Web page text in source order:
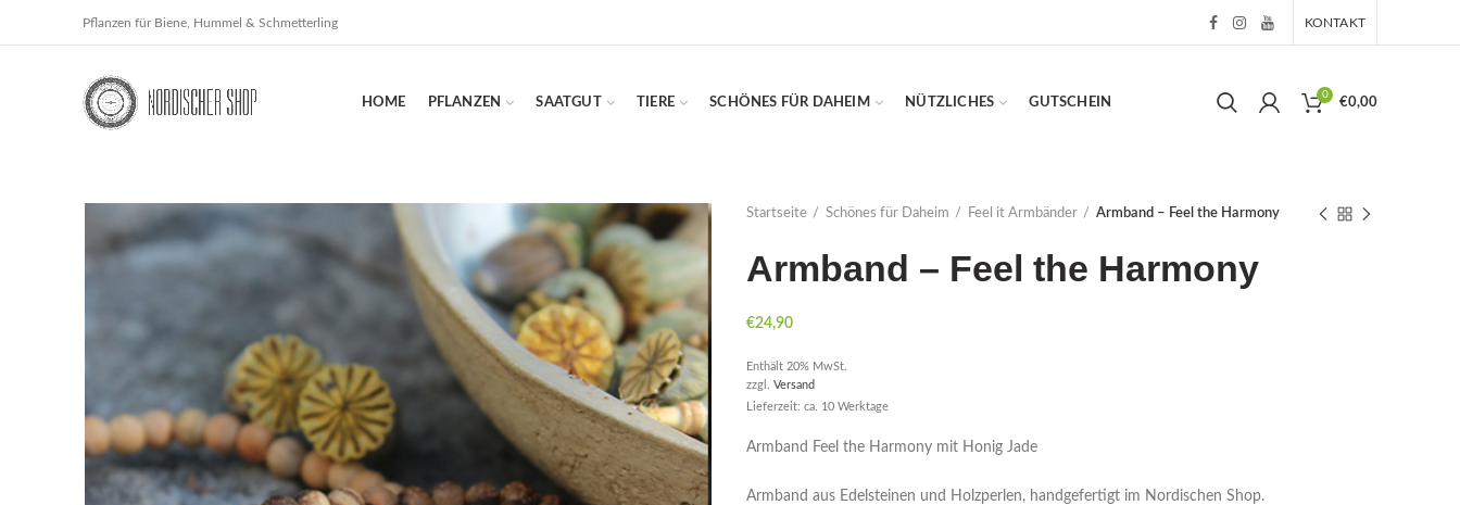
Pflanzen für Biene, Hummel & Schmetterling KONTAKT
HOME PFLANZEN SAATGUT TIERE SCHÖNES FÜR DAHEIM NÜTZLICHES GUTSCHEIN
0
€0,00
Startseite Schönes für Daheim Feel it Armbänder Armband – Feel the Harmony
Armband – Feel the Harmony
€24,90
Enthält 20% MwSt.
zzgl. Versand
Lieferzeit: ca. 10 Werktage
Armband Feel the Harmony mit Honig Jade
Armband aus Edelsteinen und Holzperlen, handgefertigt im Nordischen Shop.